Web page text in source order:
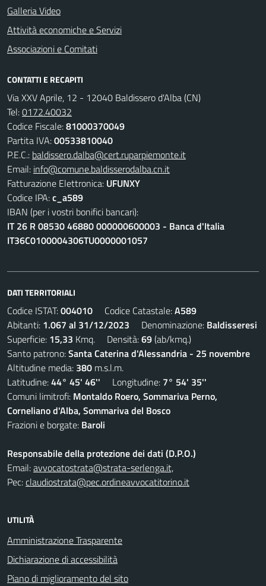
Galleria Video
Attività economiche e Servizi
Associazioni e Comitati
CONTATTI E RECAPITI
Via XXV Aprile, 12 - 12040 Baldissero d'Alba (CN)
Tel:0172.40032
Codice Fiscale:81000370049
Partita IVA:00533810040
P.E.C.: baldissero.dalba@cert.ruparpiemonte.it
Email: info@comune.baldisserodalba.cn.it
Fatturazione Elettronica: UFUNXY
Codice IPA:c_a589
IBAN (per i vostri bonifici bancari):
IT 26 R 08530 46880 000000600003 - Banca d'Italia
IT36C0100004306TU0000001057
DATI TERRITORIALI
Codice ISTAT:004010 Codice Catastale:A589
Abitanti: 1.067 al 31/12/2023 Denominazione: Baldisseresi
Superficie: 15,33 Kmq. Densità:69(ab/kmq.)
Santo patrono:Santa Caterina d'Alessandria - 25 novembre
Altitudine media: 380 m.s.l.m.
Latitudine:44° 45' 46'' Longitudine: 7° 54' 35''
Comuni limitrofi: Montaldo Roero, Sommariva Perno,
Corneliano d'Alba, Sommariva del Bosco
Frazioni e borgate: Baroli
Responsabile della protezione dei dati (D.P.O.)
Email:avvocatostrata@strata-serlenga.it,
Pec:claudiostrata@pec.ordineavvocatitorino.it
UTILITÀ
Amministrazione Trasparente
Dichiarazione di accessibilità
Piano di miglioramento del sito